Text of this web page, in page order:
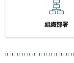
組織部署